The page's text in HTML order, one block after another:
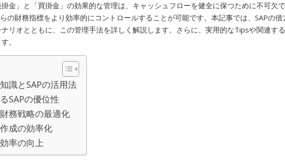
金」と「買掛金」の効果的な管理は、キャッシュフローを健全に保つために不可欠で
の財務指標をより効率的にコントロールすることが可能です。本記事では、SAPの借
リオとともに、この管理手法を詳しく解説します。さらに、実用的なTipsや関連する
。
識とSAPの活用法
SAPの優位性
務戦略の最適化
成の効率化
率の向上